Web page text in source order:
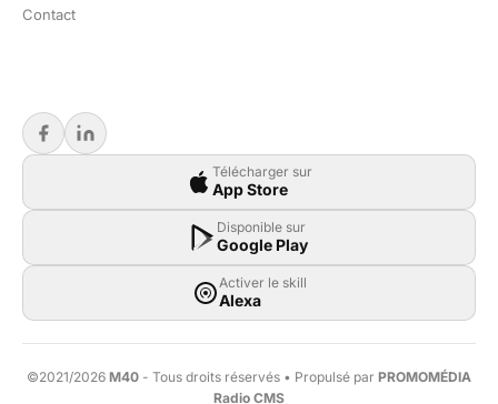
Contact
Télécharger sur
App Store
Disponible sur
Google Play
Activer le skill
Alexa
©2021/2026 M40 - Tous droits réservés • Propulsé par PROMOMÉDIA
Radio CMS